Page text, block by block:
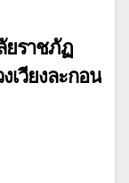
ยราชภัฏ
เวียงละกอน